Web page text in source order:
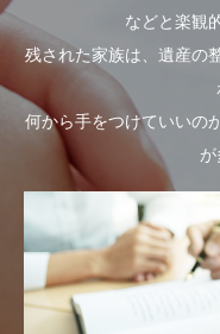
などと楽観
残された家族は、遺産の
何から手をつけていいの
が